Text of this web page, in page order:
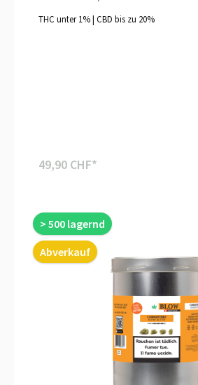
THC unter 1% | CBD bis zu 20%
49,90 CHF*
> 500 lagernd
Abverkauf